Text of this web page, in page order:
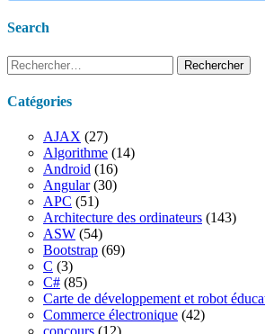
Search
Rechercher :
Catégories
AJAX (27)
Algorithme (14)
Android (16)
Angular(30)
APC (51)
Architecture des ordinateurs (143)
ASW (54)
Bootstrap (69)
C (3)
C# (85)
Carte de développement et robot
Commerce électronique (42)